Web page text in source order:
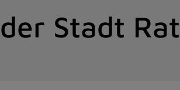
Stadt